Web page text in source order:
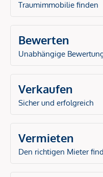
Traumimmobilie finden
Bewerten
Unabhängige
Verkaufen
Sicher und erfolgreich
Vermieten
Den richtigen Mieter